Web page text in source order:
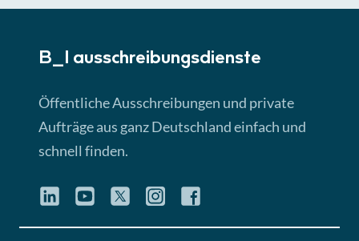
B_I ausschreibungs­dienste
Öffentliche Ausschreibungen und private
Aufträge aus ganz Deutschland einfach und
schnell finden.